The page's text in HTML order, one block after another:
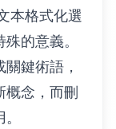
本格式化選
的意義。
鍵術語，
念，而刪